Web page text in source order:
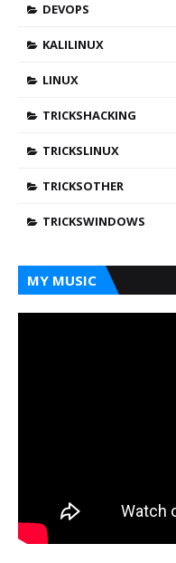
DEVOPS
KALILINUX
LINUX
TRICKSHACKING
TRICKSLINUX
TRICKSOTHER
TRICKSWINDOWS
MY MUSIC